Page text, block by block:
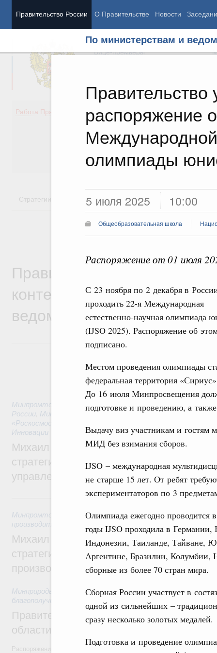
Правительство России О Правительстве Новости
По министерствам и
Правительство
распоряжение
олимпиады
5 июля 2025 10:00
Общеобразовательная школа
Распоряжение от 01 июля
С 23 ноября по 2 декабря в
проходить 22-я Международная
естественно-научная олимпиада
(IJSO 2025). Распоряжение об
подписано.
Местом проведения олимпиады
федеральная территория
До 16 июля Минпросвещения
подготовке и проведению, а
Выдачу виз участникам и гостям
МИД без взимания сборов.
IJSO – международная
не старше 15 лет. От ребят
экспериментаторов по 3
Олимпиада ежегодно проводится
годы IJSO проходила в
Индонезии, Таиланде, Тайване,
Аргентине, Бразилии, Колумбии,
сборные из более 70 стран мира.
Сборная России участвует в
одной из сильнейших –
сразу несколько золотых медалей.
Подготовка и проведение
Председатель Правительства
Вице-премьеры
Работа Правительства
Демография
Здоровье
Культура
Государство
Стратегии Государственные программы
Правительственная
контексте работы
ведомств
6 августа, четверг
Минпромторг России
России Минсельхоз России Минэнерго России
Минтранс
«Роскосмос»
Инновации
Михаил Мишустин дал поручения по
стратегической сессии о
управления научно-технологическим
5 августа, среда
Минпромторг России,Минэкономразвития России,5
производительности труда и поддержки занятости
Михаил Мишустин дал поручения по
стратегической сессии, посвящённой
производительности труда
Минприроды России 5 августа 2026,Национальный
благополучие»
Правительство увеличило объём
области в рамках федерального
Распоряжение от 3 августа 2026 года №2067-р